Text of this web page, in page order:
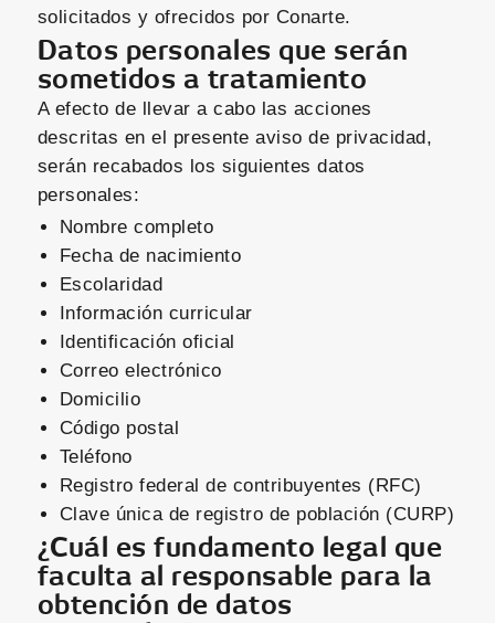
solicitados y ofrecidos por Conarte.
Datos personales que serán
sometidos a tratamiento
A efecto de llevar a cabo las acciones
descritas en el presente aviso de privacidad,
serán recabados los siguientes datos
personales:
Nombre completo
Fecha de nacimiento
Escolaridad
Información curricular
Identificación oficial
Correo electrónico
Domicilio
Código postal
Teléfono
Registro federal de contribuyentes (RFC)
Clave única de registro de población (CURP)
¿Cuál es fundamento legal que
faculta al responsable para la
obtención de datos